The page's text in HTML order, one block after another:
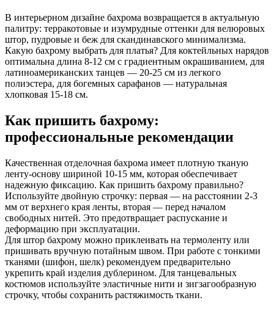
В интерьерном дизайне бахрома возвращается в актуальную
палитру: терракотовые и изумрудные оттенки для велюровых
штор, пудровые и беж для скандинавского минимализма.
Какую бахрому выбрать для платья? Для коктейльных нарядов
оптимальна длина 8-12 см с градиентным окрашиванием, для
латиноамериканских танцев — 20-25 см из легкого
полиэстера, для богемных сарафанов — натуральная
хлопковая 15-18 см.
Как пришить бахрому:
профессиональные рекомендации
Качественная отделочная бахрома имеет плотную тканую
ленту-основу шириной 10-15 мм, которая обеспечивает
надежную фиксацию. Как пришить бахрому правильно?
Используйте двойную строчку: первая — на расстоянии 2-3
мм от верхнего края ленты, вторая — перед началом
свободных нитей. Это предотвращает распускание и
деформацию при эксплуатации.
Для штор бахрому можно приклеивать на термоленту или
пришивать вручную потайным швом. При работе с тонкими
тканями (шифон, шелк) рекомендуем предварительно
укрепить край изделия дублерином. Для танцевальных
костюмов используйте эластичные нити и зигзагообразную
строчку, чтобы сохранить растяжимость ткани.